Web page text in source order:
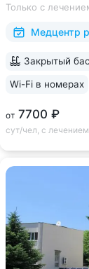
Медицинский
Расположен...
Только с
Медцентр
от 7700 ₽
сут/чел, с лечением
Закрытый
Wi-Fi в номерах